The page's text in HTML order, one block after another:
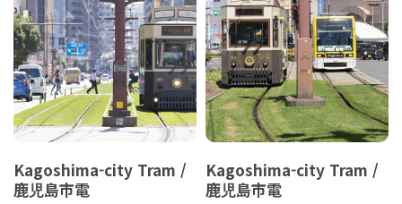
Kagoshima-city Tram /
鹿児島市電
Kagoshima-city Tram /
鹿児島市電